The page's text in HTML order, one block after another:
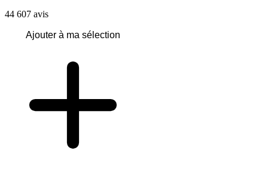
44 607 avis
Ajouter à ma sélection